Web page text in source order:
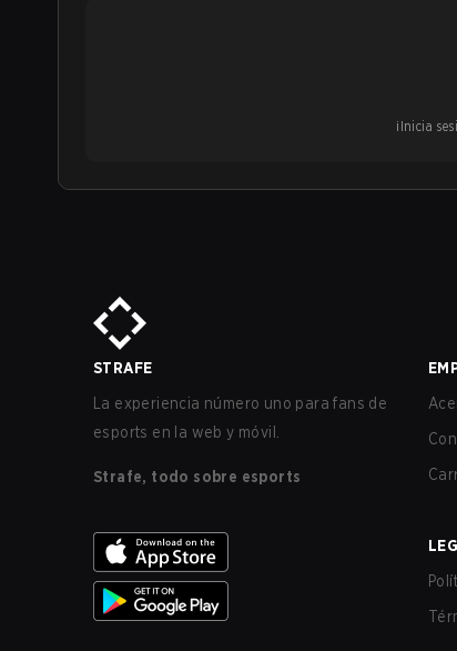
¡Inicia
STRAFE
La experiencia número uno para fans de
esports en la web y móvil.
Strafe, todo sobre esports